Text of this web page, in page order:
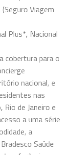
Viagem
Plus*, Nacional
cobertura para o
nacional, e
nas
Rio de Janeiro e
a uma série
a
Saúde